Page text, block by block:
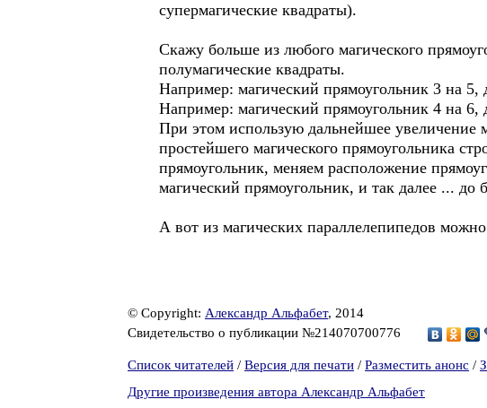
супермагические квадраты).
Скажу больше из любого магического
полумагические квадраты.
Например: магический прямоугольник 3 на 5,
Например: магический прямоугольник 4 на 6,
При этом использую дальнейшее увеличение
простейшего магического прямоугольника
прямоугольник, меняем расположение
магический прямоугольник, и так далее ... до
А вот из магических параллелепипедов
© Copyright: Александр Альфабет, 2014
Свидетельство о публикации №214070700776
Список читателей / Версия для печати / Разместить анонс /
Другие произведения автора Александр Альфабет